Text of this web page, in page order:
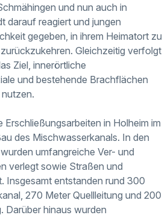
und nun auch in
darauf reagiert und jungen
gegeben, in ihrem Heimatort zu
Gleichzeitig verfolgt
Ziel, innerörtliche
und bestehende Brachflächen
Erschließungsarbeiten in Holheim im
des Mischwasserkanals. In den
umfangreiche Ver- und
verlegt sowie Straßen und
Insgesamt entstanden rund 300
270 Meter Quellleitung und 200
Darüber hinaus wurden